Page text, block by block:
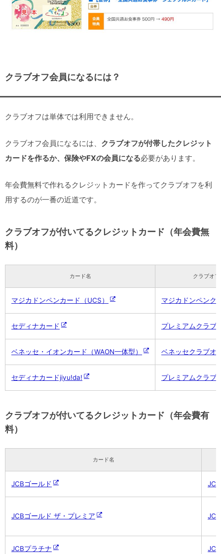
クラブオフ会員になるには？
クラブオフは単体では利用できません。
クラブオフ会員になるには、 クラブオフが付帯したクレジット
カードを作るか、保険やFXの会員になる必要があります。
年会費無料で作れるクレジットカードを作ってクラブオフを利
用するのが一番の近道です。
クラブオフが付いてるクレジットカード（年会費無
料）
カード名 クラブオフ
マジカドンペンカード（UCS） マジカドンペンク
セディナカード プレミアムクラブ
ベネッセ・イオンカード（WAON一体型） ベネッセクラブオ
セディナカードjiyu!da! プレミアムクラブ
クラブオフが付いてるクレジットカード（年会費有
料）
カード名
JCBゴールド
JCBゴールド ザ・プレミア
JCBプラチナ